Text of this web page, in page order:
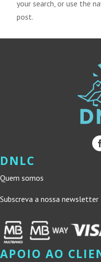
your search, or use the
post.
DNLC
Quem somos
Subscreva a nossa newsletter
APOIO AO